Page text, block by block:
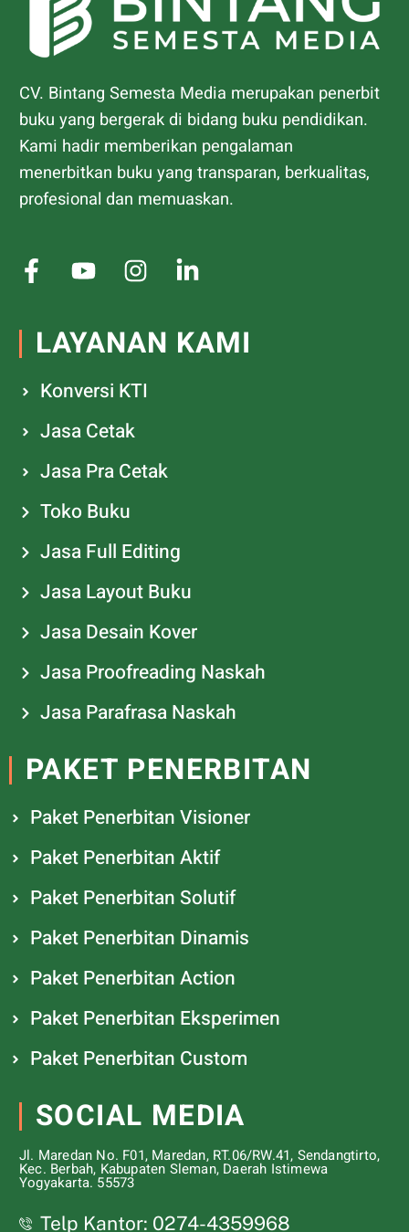
CV. Bintang Semesta Media merupakan penerbit
buku yang bergerak di bidang buku pendidikan.
Kami hadir memberikan pengalaman
menerbitkan buku yang transparan, berkualitas,
profesional dan memuaskan.
LAYANAN KAMI
Konversi KTI
Jasa Cetak
Jasa Pra Cetak
Toko Buku
Jasa Full Editing
Jasa Layout Buku
Jasa Desain Kover
Jasa Proofreading Naskah
Jasa Parafrasa Naskah
PAKET PENERBITAN
Paket Penerbitan Visioner
Paket Penerbitan Aktif
Paket Penerbitan Solutif
Paket Penerbitan Dinamis
Paket Penerbitan Action
Paket Penerbitan Eksperimen
Paket Penerbitan Custom
SOCIAL MEDIA
Jl. Maredan No. F01, Maredan, RT.06/RW.41, Sendangtirto,
Kec. Berbah, Kabupaten Sleman, Daerah Istimewa
Yogyakarta. 55573
Telp Kantor: 0274-4359968